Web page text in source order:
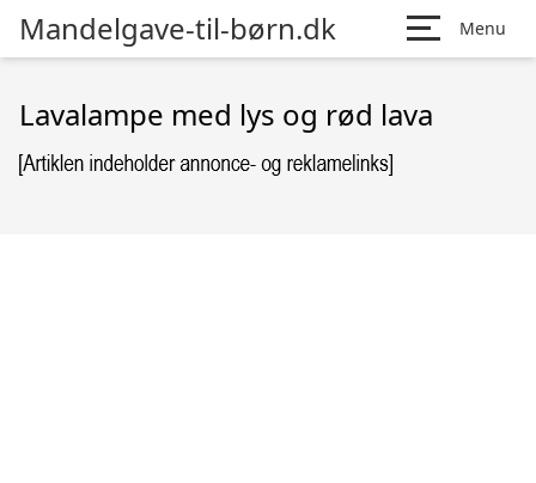
Mandelgave-til-børn.dk Menu
Lavalampe med lys og rød lava